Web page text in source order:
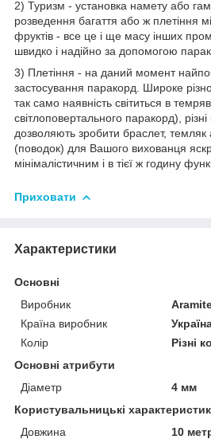
2) Туризм - установка намету або
розведення багаття або ж плетіння
фруктів - все це і ще масу інших
швидко і надійно за допомогою
3) Плетіння - на даний момент
застосування паракорд. Широке
так само наявність світиться в
світлоповертального паракорд), різні
дозволяють зробити браслет,
(поводок) для Вашого вихованця
мінімалістичним і в тієї ж годину
Приховати
Характеристики
Основні
Виробник
Країна виробник
Колір
Різні
Основні атрибути
Діаметр
4 мм
Користувальницькі
Довжина
10